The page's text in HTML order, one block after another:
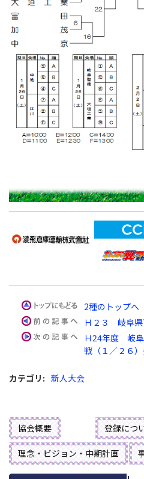
2種のトップへ
Ｈ２３ 岐阜
Ｈ24年度 岐
戦（１／２６
カテゴリ : 新人大会
協会概要 登録につ
理念・ビジョン・中期計画